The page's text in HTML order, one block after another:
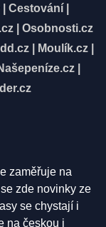
Cestování
Osobnosti.cz
| Moulík.cz|
zaměřuje na
zde novinky ze
se chystají i
na českou i